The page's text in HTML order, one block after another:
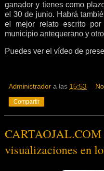
ganador y tienes como
el 30 de junio. Habrá
el mejor relato escrito
municipio antequerano y
Puedes ver el vídeo de
Administrador a las 15:53
Compartir
CARTAOJAL.COM
visualizaciones en